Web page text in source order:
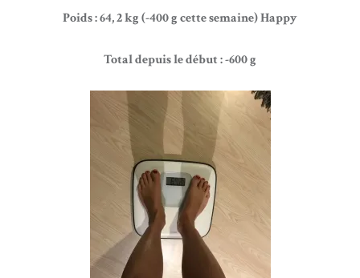
Poids : 64, 2 kg (-400 g cette semaine) Happy
Total depuis le début : -600 g